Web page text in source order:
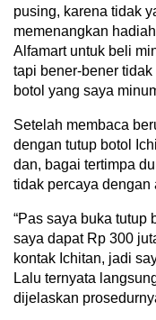
pusing, karena tidak
memenangkan
Alfamart untuk beli
tapi bener-bener
botol yang saya
Setelah membaca
dengan tutup botol
dan, bagai tertimpa
tidak percaya dengan
“Pas saya buka tutup
saya dapat Rp 300
kontak Ichitan, jadi
Lalu ternyata
dijelaskan